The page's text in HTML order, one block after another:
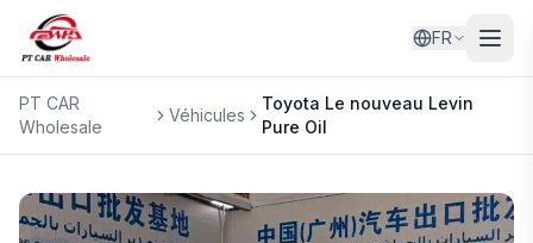
FR
PT CAR
Wholesale
Véhicules
Toyota Le nouveau Levin
Pure Oil